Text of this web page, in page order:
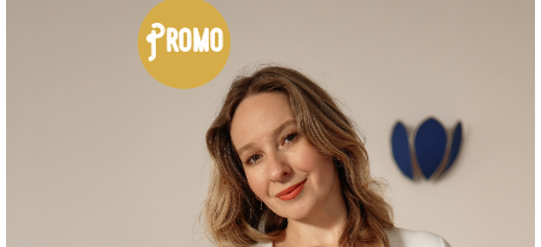
Promo